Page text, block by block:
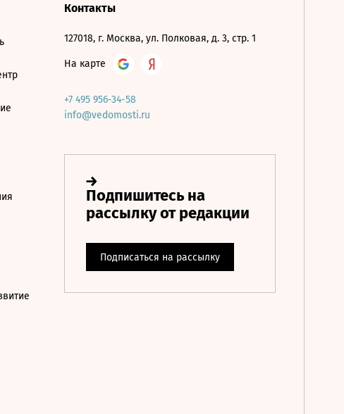
Контакты
127018, г. Москва, ул. Полковая, д. 3, стр. 1
На карте
+7 495 956-34-58
info@vedomosti.ru